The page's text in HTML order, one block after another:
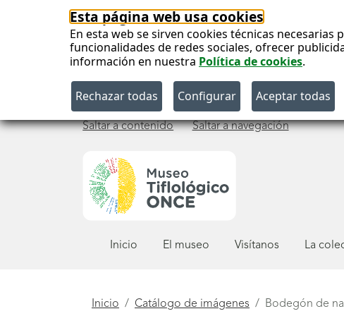
Esta página web usa cookies
En esta web se sirven cookies técnicas
funcionalidades de redes sociales, ofrecer
información en nuestra Política de cookies.
Saltar a contenido Saltar a navegación
Inicio El museo Visítanos La
Está
Inicio Catálogo de imágenes Bodegón de